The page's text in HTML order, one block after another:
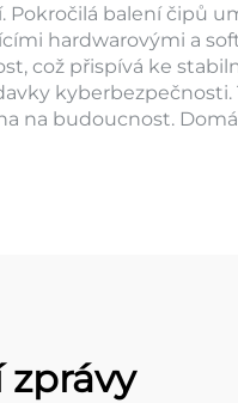
balení čipů
hardwarovými a
což přispívá ke
na budoucnost.
zprávy